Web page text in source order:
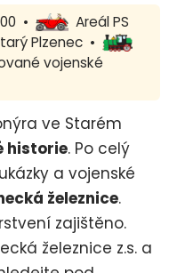
•
Areál PS
Plzenec •
vojenské
ve Starém
historie. Po celý
a vojenské
železnice.
zajištěno.
železnice z.s. a